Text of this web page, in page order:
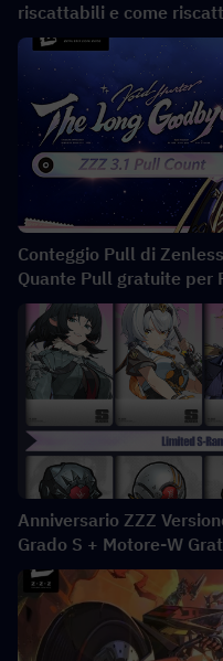
riscattabili e come
Conteggio Pull di
Quante Pull gratuite per
Anniversario ZZZ
Grado S + Motore-W